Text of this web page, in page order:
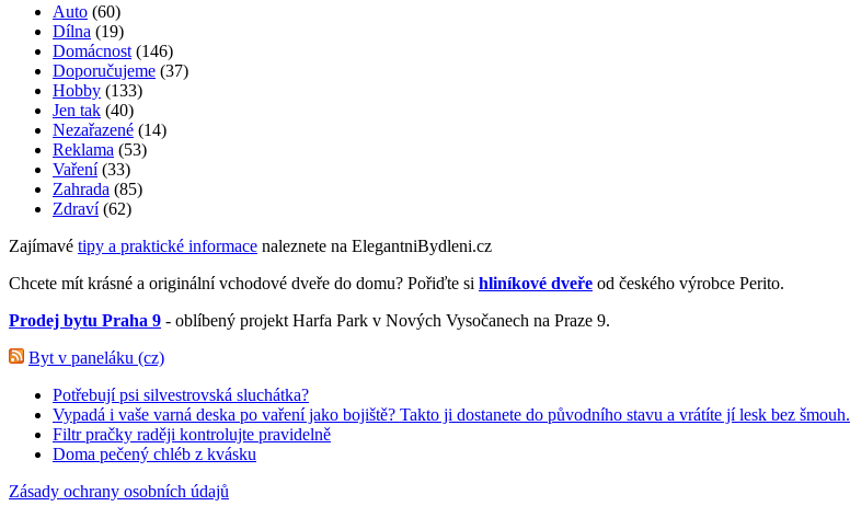
Auto (60)
Dílna (19)
Domácnost (146)
Doporučujeme (37)
Hobby (133)
Jen tak (40)
Nezařazené (14)
Reklama (53)
Vaření(33)
Zahrada (85)
Zdraví(62)
Zajímavé tipy a praktické informace naleznete na ElegantniBydleni.cz
Chcete mít krásné a originální vchodové dveře do domu? Pořiďte si hliníkové dveře od českého výrobce Perito.
Prodej bytu Praha 9 - oblíbený projekt Harfa Park v Nových Vysočanech na Praze 9.
Byt v paneláku (cz)
Potřebují psi silvestrovská sluchátka?
Vypadá i vaše varná deska po vaření jako bojiště? Takto ji dostanete do původního stavu a vrátíte jí lesk bez šmouh.
Filtr pračky raději kontrolujte pravidelně
Doma pečený chléb z kvásku
Zásady ochrany osobních údajů